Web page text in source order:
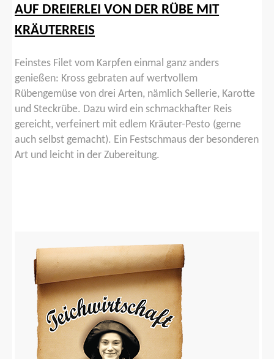
AUF DREIERLEI VON DER RÜBE MIT
KRÄUTERREIS
Feinstes Filet vom Karpfen einmal ganz anders
genießen: Kross gebraten auf wertvollem
Rübengemüse von drei Arten, nämlich Sellerie, Karotte
und Steckrübe. Dazu wird ein schmackhafter Reis
gereicht, verfeinert mit edlem Kräuter-Pesto (gerne
auch selbst gemacht). Ein Festschmaus der besonderen
Art und leicht in der Zubereitung.